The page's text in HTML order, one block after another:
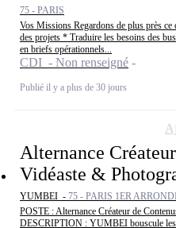
75 - PARIS
Vos Missions Regardons de plus près
des projets * Traduire les besoins des
en briefs opérationnels...
CDI - Non renseigné
Publié il y a plus de 30 jours
Alternance
Vidéaste &
YUMBEI - 75 - PARIS 1ER
POSTE : Alternance Créateur de
DESCRIPTION : YUMBEI bouscule les